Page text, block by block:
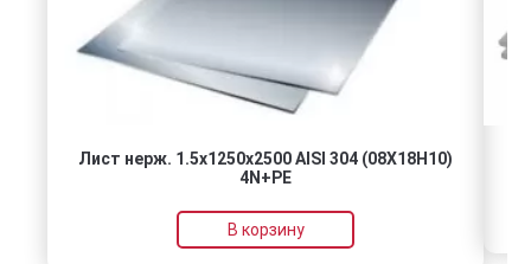
Лист нерж. 1.5х1250х2500 AISI 304 (08Х18Н10)
4N+PE
В корзину